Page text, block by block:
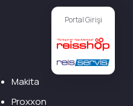
Portal Girişi
Makita
Proxxon